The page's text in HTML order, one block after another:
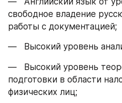
свободное владение
работы с документацией;
—   Высокий уровень
—   Высокий уровень
подготовки в области
физических лиц;